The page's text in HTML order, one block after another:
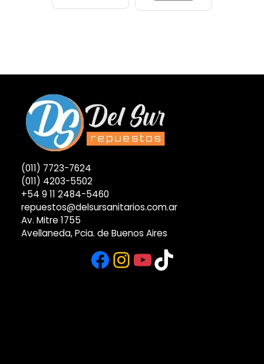
(011) 7723-7624
(011) 4203-5502
+54 9 11 2484-5460
repuestos@delsursanitarios.com.ar
Av. Mitre 1755
Avellaneda, Pcia. de Buenos Aires
Facebook
Instagram
YouTube
TikTok